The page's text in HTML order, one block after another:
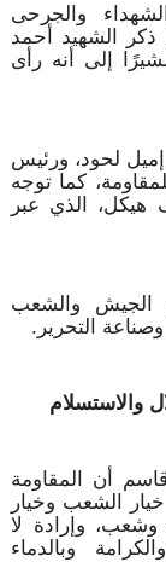
والجرحى
الشهيد أحمد
في 24 مايو، مشيرًا إلى أنه رأى
لحود، ورئيس
كما توجه
هيكل، الذي عبر
الجيش والشعب
التحرير.
والاستسلام
أن المقاومة
الشعب وخيار
وشعب، وإرادة لا
وبالدماء